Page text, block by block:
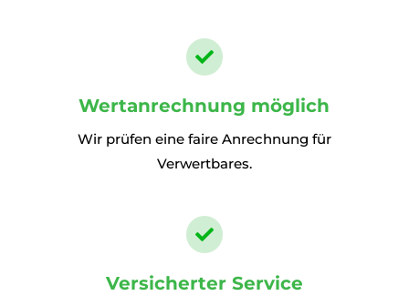

Wertanrechnung möglich
Wir prüfen eine faire Anrechnung für
Verwertbares.

Versicherter Service